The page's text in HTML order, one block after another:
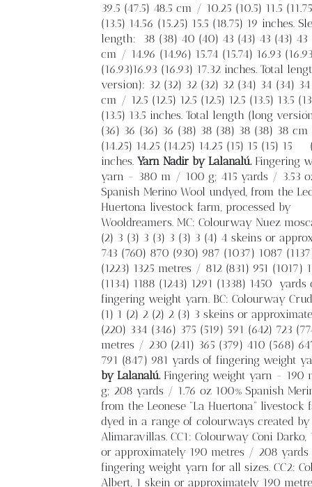
39.5 (47.5) 48.5 cm / 10.25 (10.5) 11.5
(13.5) 14.56 (15.25) 15.5 (18.75) 19 inches.
length:
38 (38) 40 (40) 43 (43) 43 (43) 43
cm / 14.96 (14.96) 15.74 (15.74) 16.93
(16.93)16.93 (16.93) 17.32 inches. Total
version): 32 (32) 32 (32) 32 (34) 34 (34)
cm / 12.5 (12.5) 12.5 (12.5) 12.5 (13.5) 13.5
(13.5) 13.5 inches. Total length (long
(36) 36 (36) 36 (38) 38 (38) 38 (38) 38
(14.25) 14.25 (14.25) 14.25 (15) 15 (15) 15
inches. Yarn Nadir by Lalanalú.Fingering
yarn - 380 m / 100 g; 415 yards / 3.53
Spanish Merino Wool undyed, from the
Huertona livestock farm, processed by
Wooldreamers. MC: Colourway Nuez
(2) 3 (3) 3 (3) 3 (3) 3 (4) 4 skeins or
743 (760) 870 (930) 987 (1037) 1087
(1223) 1325 metres / 812 (831) 951 (1017)
(1134) 1188 (1243) 1291 (1338) 1450
yards
fingering weight yarn. BC: Colourway
(1) 1 (2) 2 (2) 2 (3) 3 skeins or
(220) 334 (346) 375 (519) 591 (642) 723
metres / 230 (241) 365 (379) 410 (568)
791 (847) 981 yards of fingering weight
by Lalanalú.Fingering weight yarn - 190
g; 208 yards / 1.76 oz 100% Spanish
from the Leonese “La Huertona” livestock
dyed in a range of colourways created by
Alimaravillas. CC1: Colourway Coni Darko,
or approximately 190 metres / 208 yards
fingering weight yarn for all sizes. CC2:
Albert, 1 skein or approximately 190